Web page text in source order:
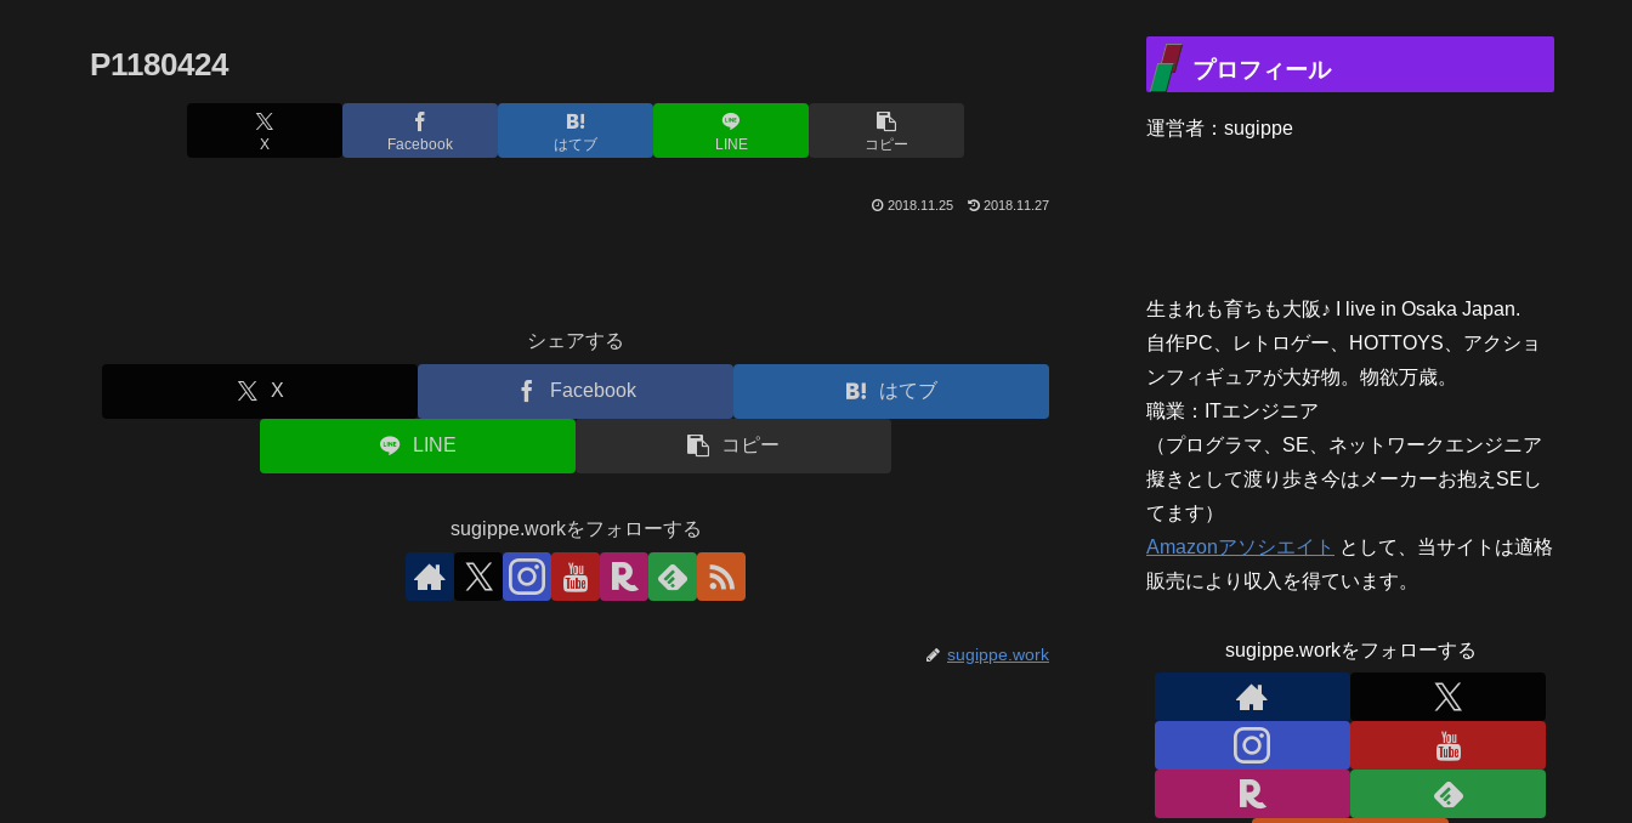
P1180424
X Facebook はてブ LINE コピー
2018.11.25 2018.11.27
シェアする
X Facebook はてブ
LINE コピー
sugippe.workをフォローする
sugippe.work
プロフィール
運営者：sugippe
生まれも育ちも大阪♪ I live in Osaka Japan.
自作PC、レトロゲー、HOTTOYS、アクショ
ンフィギュアが大好物。物欲万歳。
職業：ITエンジニア
（プログラマ、SE、ネットワークエンジニア
擬きとして渡り歩き今はメーカーお抱えSEし
てます）
Amazonアソシエイト として、当サイトは適格
販売により収入を得ています。
sugippe.workをフォローする